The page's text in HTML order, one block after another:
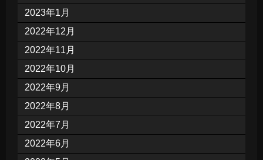
2023年1月
2022年12月
2022年11月
2022年10月
2022年9月
2022年8月
2022年7月
2022年6月